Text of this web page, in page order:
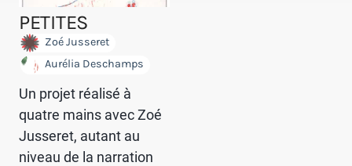
PETITES
Zoé Jusseret
Aurélia Deschamps
Un projet réalisé à
quatre mains avec Zoé
Jusseret, autant au
niveau de la narration